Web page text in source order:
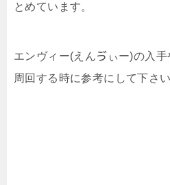
とめています。
エンヴィー(えんゔぃー)の入
周回する時に参考にして下さい